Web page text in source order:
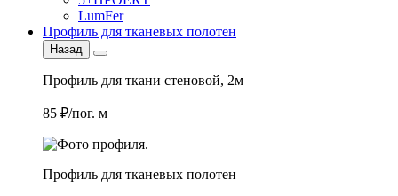
LumFer
Профиль для тканевых полотен
Назад
Профиль для ткани стеновой, 2м
85 ₽/пог. м
Профиль для тканевых полотен